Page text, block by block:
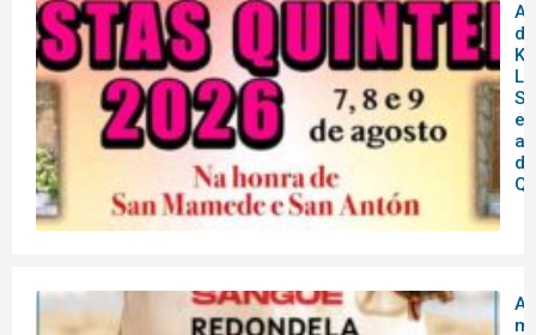
de
A